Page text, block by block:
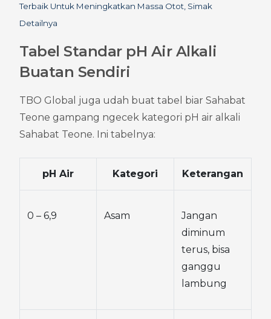
Terbaik Untuk Meningkatkan Massa Otot, Simak
Detailnya
Tabel Standar pH Air Alkali
Buatan Sendiri
TBO Global juga udah buat tabel biar Sahabat
Teone gampang ngecek kategori pH air alkali
Sahabat Teone. Ini tabelnya:
pH Air Kategori Keterangan
0 – 6,9 Asam
Jangan
diminum
terus, bisa
ganggu
lambung